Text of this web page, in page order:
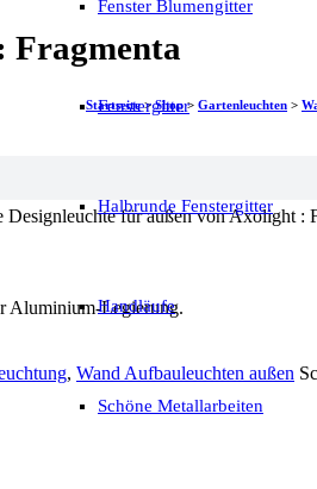
Fenster Blumengitter
Fenstergitter
Halbrunde Fenstergitter
Handläufe
Schöne Metallarbeiten
Fragmenta
Startseite>Shop> Gartenleuchten >
Designleuchte für außen von Axolight :
Aluminium-Legierung.
, Wand Aufbauleuchten außen